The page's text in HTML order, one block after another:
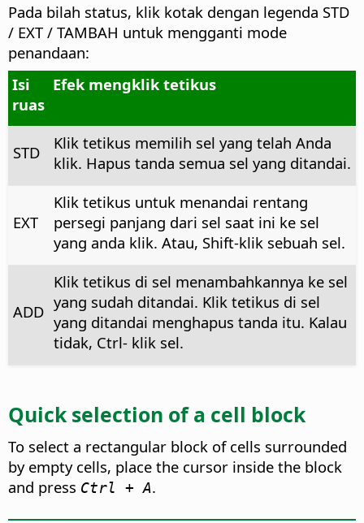
Pada bilah status, klik kotak dengan legenda STD
/ EXT / TAMBAH untuk mengganti mode
penandaan:
Isi
ruas
Efek mengklik tetikus
STD
Klik tetikus memilih sel yang telah Anda
klik. Hapus tanda semua sel yang ditandai.
EXT
Klik tetikus untuk menandai rentang
persegi panjang dari sel saat ini ke sel
yang anda klik. Atau, Shift-klik sebuah sel.
ADD
Klik tetikus di sel menambahkannya ke sel
yang sudah ditandai. Klik tetikus di sel
yang ditandai menghapus tanda itu. Kalau
tidak, Ctrl- klik sel.
Quick selection of a cell block
To select a rectangular block of cells surrounded
by empty cells, place the cursor inside the block
and press Ctrl + A.